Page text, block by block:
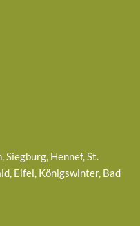
Siegburg, Hennef, St.
Eifel, Königswinter, Bad